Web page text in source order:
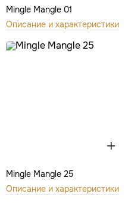
Mingle Mangle 01
Описание и характеристики
Mingle Mangle 25
Описание и характеристики